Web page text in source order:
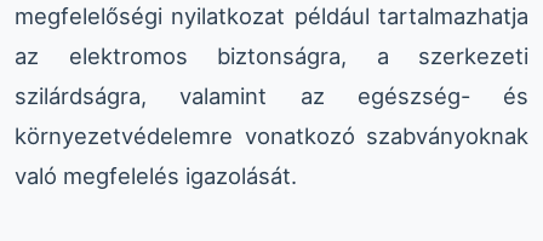
megfelelőségi nyilatkozat például tartalmazhatja
az elektromos biztonságra, a szerkezeti
szilárdságra, valamint az egészség- és
környezetvédelemre vonatkozó szabványoknak
való megfelelés igazolását.